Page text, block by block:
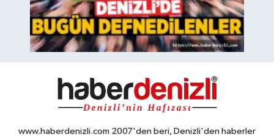
www.haberdenizli.com 2007'den beri, Denizli'den haberler